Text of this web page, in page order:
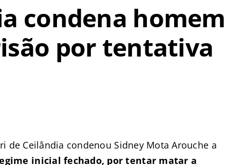
condena homem
por tentativa
de Ceilândia condenou Sidney Mota Arouche a
inicial fechado, por tentar matar a